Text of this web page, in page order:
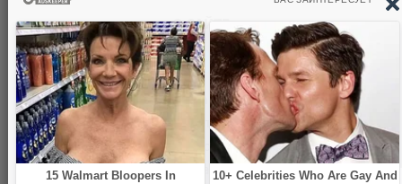
О САЙТЕ
Электронная библиотека аудиокниг. Более 20000
аудиокниг в хорошем качестве. Слушайте аудиокниги
бесплатно онлайн и без регистрации. По любым
вопросам обращайтесь на почту: